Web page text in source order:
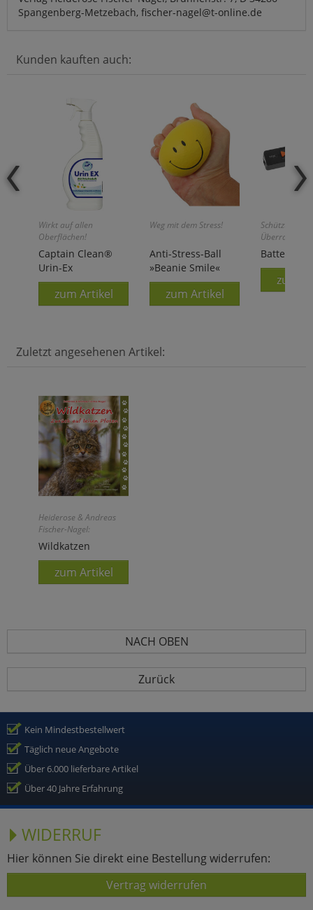
Spangenberg-Metzebach, fischer-nagel@t-online.de
Kunden kauften auch:
Wirkt auf allen
Oberflächen!
Captain Clean®
Urin-Ex
zum Artikel
Weg mit dem Stress!
Anti-Stress-Ball
»Beanie Smile«
zum Artikel
Schützt
Batterie-
zum
Zuletzt angesehenen Artikel:
Heiderose & Andreas
Fischer-Nagel:
Wildkatzen
zum Artikel
NACH OBEN
Zurück
Kein Mindestbestellwert
Täglich neue Angebote
Über 6.000 lieferbare Artikel
Über 40 Jahre Erfahrung
WIDERRUF
Hier können Sie direkt eine Bestellung widerrufen:
Vertrag widerrufen